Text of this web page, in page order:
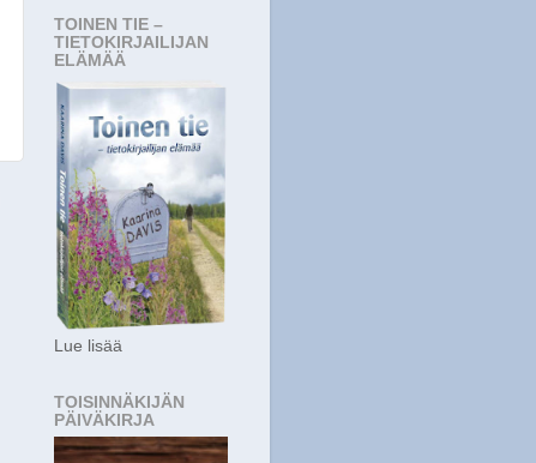
TOINEN TIE –
TIETOKIRJAILIJAN
ELÄMÄÄ
Lue lisää
TOISINNÄKIJÄN
PÄIVÄKIRJA